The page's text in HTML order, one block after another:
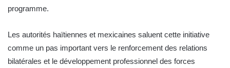
programme.
Les autorités haïtiennes et mexicaines saluent cette initiative
comme un pas important vers le renforcement des relations
bilatérales et le développement professionnel des forces